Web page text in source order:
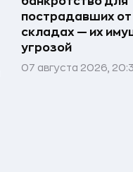
пострадавших
складах — их
угрозой
07 августа 2026,